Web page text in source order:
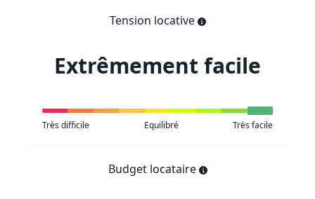
Tension locative
Extrêmement facile
Très difficile Equilibré Très facile
Budget locataire